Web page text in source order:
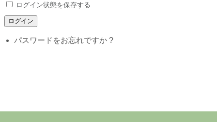
ログイン状態を保存する
ログイン
パスワードをお忘れですか ?